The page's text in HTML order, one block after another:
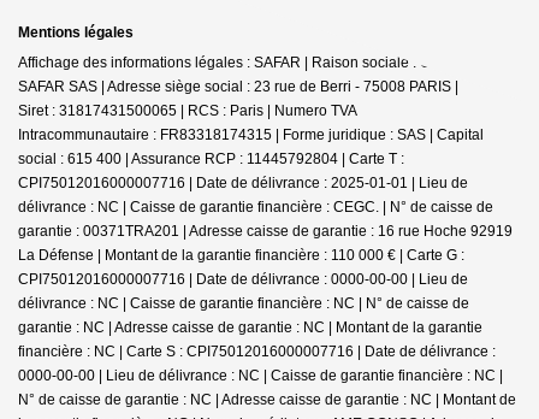
Mentions légales
Affichage des informations légales : SAFAR | Raison sociale : GERARD
SAFAR SAS | Adresse siège social : 23 rue de Berri - 75008 PARIS |
Siret : 31817431500065 | RCS : Paris | Numero TVA
Intracommunautaire : FR83318174315 | Forme juridique : SAS | Capital
social : 615 400 | Assurance RCP : 11445792804 | Carte T :
CPI75012016000007716 | Date de délivrance : 2025-01-01 | Lieu de
délivrance : NC | Caisse de garantie financière : CEGC. | N° de caisse de
garantie : 00371TRA201 | Adresse caisse de garantie : 16 rue Hoche 92919
La Défense | Montant de la garantie financière : 110 000 € | Carte G :
CPI75012016000007716 | Date de délivrance : 0000-00-00 | Lieu de
délivrance : NC | Caisse de garantie financière : NC | N° de caisse de
garantie : NC | Adresse caisse de garantie : NC | Montant de la garantie
financière : NC | Carte S : CPI75012016000007716 | Date de délivrance :
0000-00-00 | Lieu de délivrance : NC | Caisse de garantie financière : NC |
N° de caisse de garantie : NC | Adresse caisse de garantie : NC | Montant de